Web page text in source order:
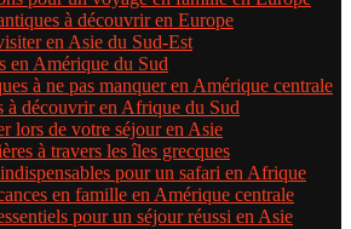
à découvrir en Europe
en Asie du Sud-Est
en Amérique du Sud
à ne pas manquer en Amérique centrale
à découvrir en Afrique du Sud
lors de votre séjour en Asie
à travers les îles grecques
pour un safari en Afrique
en famille en Amérique centrale
pour un séjour réussi en Asie